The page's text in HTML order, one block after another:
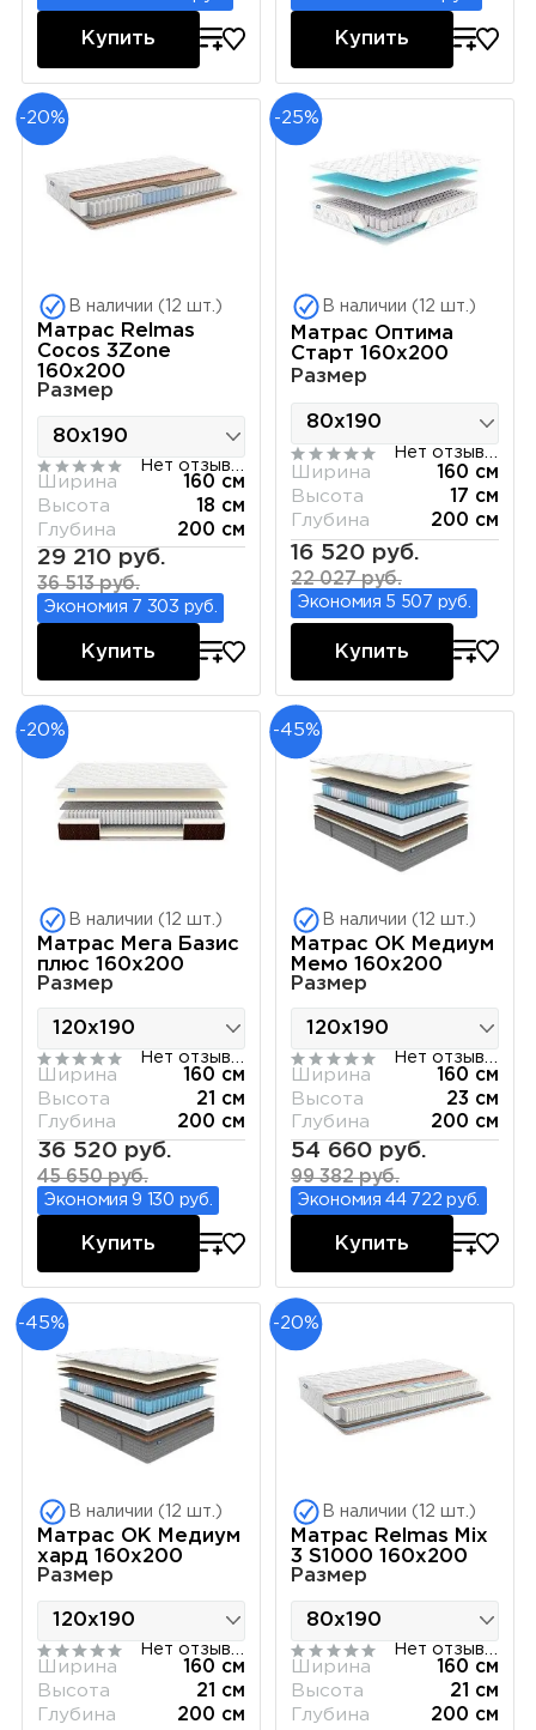
Купить Купить
-20%
В наличии (12 шт.)
Матрас Relmas
Cocos 3Zone
160х200
Размер
Ширина
160 см
Высота
18 см
Глубина
200 см
29 210 руб.
36 513 руб.
Экономия 7 303 руб.
Купить
-25%
В наличии (12 шт.)
Матрас Оптима
Старт 160х200
Размер
Ширина
160 см
Высота
17 см
Глубина
200 см
16 520 руб.
22 027 руб.
Экономия 5 507 руб.
Купить
-20%
В наличии (12 шт.)
Матрас Мега Базис
плюс 160х200
Размер
Ширина
160 см
Высота
21 см
Глубина
200 см
36 520 руб.
45 650 руб.
Экономия 9 130 руб.
Купить
-45%
В наличии (12 шт.)
Матрас ОК Медиум
Мемо 160х200
Размер
Ширина
160 см
Высота
23 см
Глубина
200 см
54 660 руб.
99 382 руб.
Экономия 44 722 руб.
Купить
-45%
В наличии (12 шт.)
Матрас ОК Медиум
хард 160х200
Размер
Ширина
160 см
Высота
21 см
Глубина
200 см
-20%
В наличии (12 шт.)
Матрас Relmas Miх
3 S1000 160х200
Размер
Ширина
160 см
Высота
21 см
Глубина
200 см